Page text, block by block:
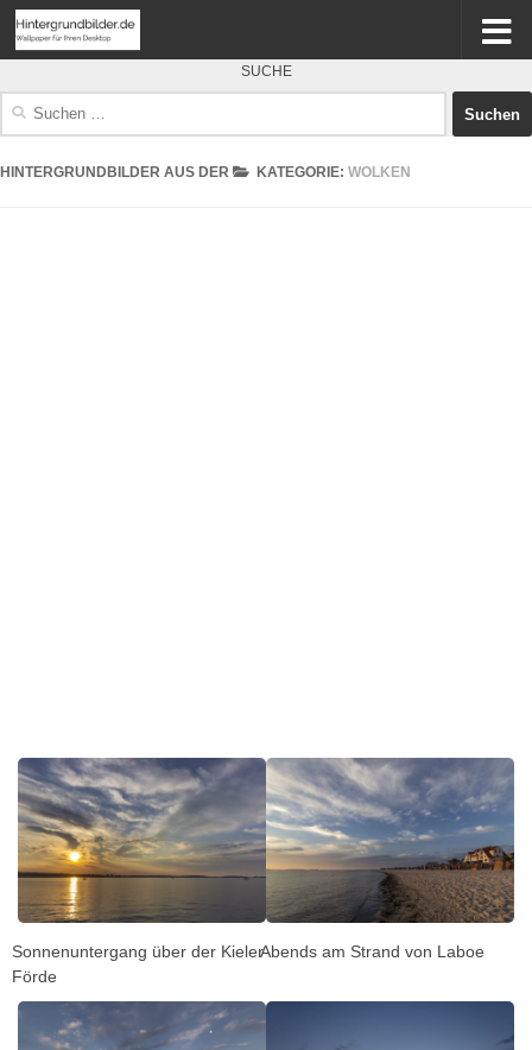
SUCHE
HINTERGRUNDBILDER AUS DER KATEGORIE:WOLKEN
Sonnenuntergang über der Kieler
Förde
Abends am Strand von Laboe